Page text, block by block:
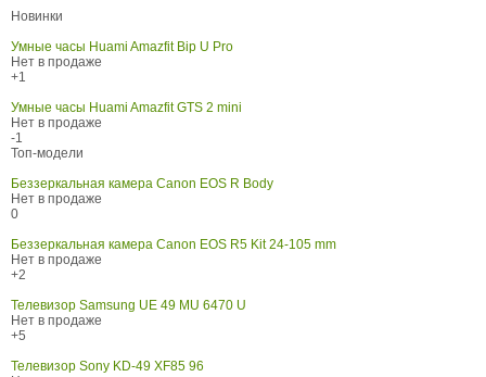
Новинки
Умные часы Huami Amazfit Bip U Pro
Нет в продаже
+1
Умные часы Huami Amazfit GTS 2 mini
Нет в продаже
-1
Топ-модели
Беззеркальная камера Canon EOS R Body
Нет в продаже
0
Беззеркальная камера Canon EOS R5 Kit 24-105 mm
Нет в продаже
+2
Телевизор Samsung UE 49 MU 6470 U
Нет в продаже
+5
Телевизор Sony KD-49 XF85 96